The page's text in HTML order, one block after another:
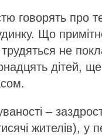
говорять
Що
не
дітей,
–
жителів), у